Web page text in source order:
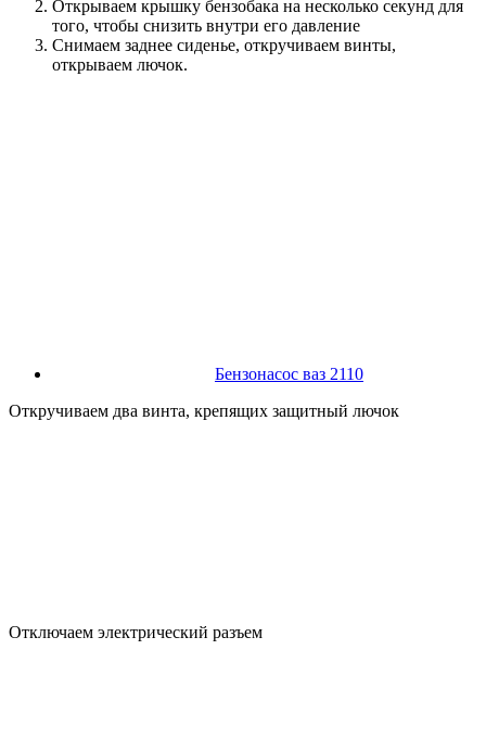
Открываем крышку бензобака на несколько секунд для
того, чтобы снизить внутри его давление
Снимаем заднее сиденье, откручиваем винты,
открываем лючок.
Бензонасос ваз 2110
Откручиваем два винта, крепящих защитный лючок
Отключаем электрический разъем